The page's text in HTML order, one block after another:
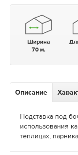
Ширина
70 м.
Описание
Подставка под
использования
теплицах,